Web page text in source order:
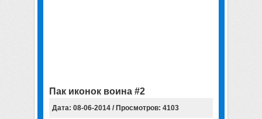
Пак иконок воина #2
Дата: 08-06-2014 / Просмотров: 4103